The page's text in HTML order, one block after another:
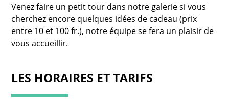
Venez faire un petit tour dans notre galerie si vous
cherchez encore quelques idées de cadeau (prix
entre 10 et 100 fr.), notre équipe se fera un plaisir de
vous accueillir.
LES HORAIRES ET TARIFS